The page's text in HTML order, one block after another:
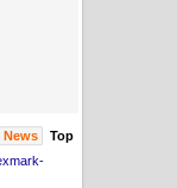
News
Top